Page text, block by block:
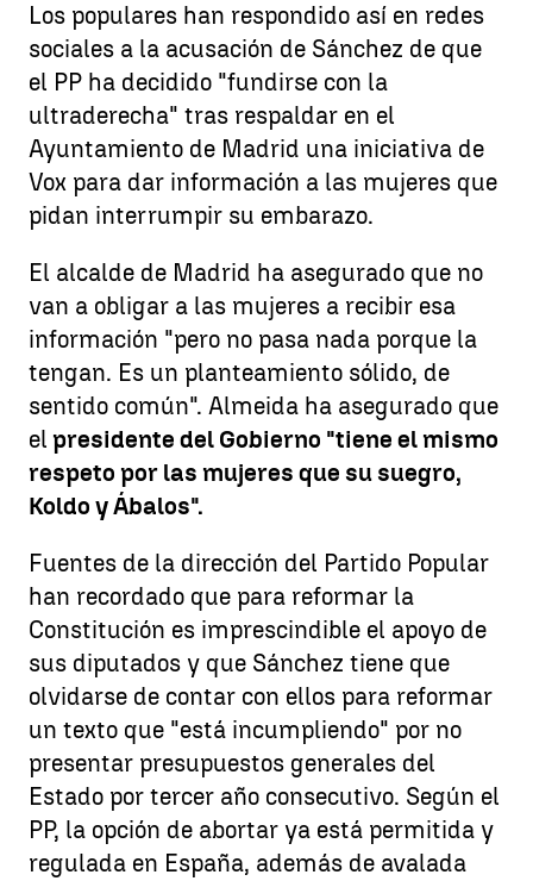
Los populares han respondido así en redes
sociales a la acusación de Sánchez de que
el PP ha decidido "fundirse con la
ultraderecha" tras respaldar en el
Ayuntamiento de Madrid una iniciativa de
Vox para dar información a las mujeres que
pidan interrumpir su embarazo.
El alcalde de Madrid ha asegurado que no
van a obligar a las mujeres a recibir esa
información "pero no pasa nada porque la
tengan. Es un planteamiento sólido, de
sentido común". Almeida ha asegurado que
el presidente del Gobierno "tiene el mismo
respeto por las mujeres que su suegro,
Koldo y Ábalos".
Fuentes de la dirección del Partido Popular
han recordado que para reformar la
Constitución es imprescindible el apoyo de
sus diputados y que Sánchez tiene que
olvidarse de contar con ellos para reformar
un texto que "está incumpliendo" por no
presentar presupuestos generales del
Estado por tercer año consecutivo. Según el
PP, la opción de abortar ya está permitida y
regulada en España, además de avalada